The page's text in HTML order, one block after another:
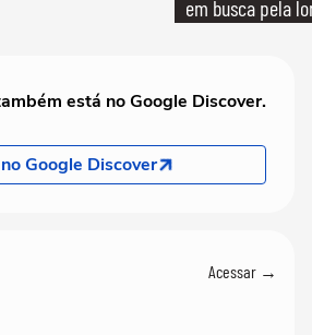
em busca pela
está no Google Discover.
Google Discover
Acessar →